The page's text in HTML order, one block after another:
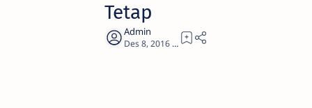
Tetap
1